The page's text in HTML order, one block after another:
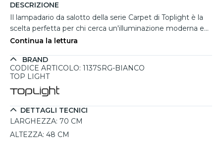
DESCRIZIONE
Il lampadario da salotto della serie Carpet di Toplight è la
scelta perfetta per chi cerca un'illuminazione moderna e
funzionale. Con la sua forma rettangolare e il design
moderno da salotto. Realizzato in metallo verniciato
bianco, si distingue per una profondità ridotta di soli 5 cm e
un’ottima resa luminosa e facilità di manutenzione.
L’assenza di driver o alimentatori rende l’installazione
semplice e diretta, mentre i cavi d’acciaio regolabili in
altezza permettono di personalizzare la posizione. Il
rosone squadrato bianco completa l’estetica sobria e
Continua la lettura
BRAND
CODICE ARTICOLO: 1137SRG-BIANCO
TOP LIGHT
DETTAGLI TECNICI
LARGHEZZA: 70 CM
ALTEZZA: 48 CM